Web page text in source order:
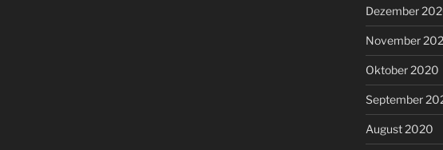
Dezember
November
Oktober 2020
September
August 2020